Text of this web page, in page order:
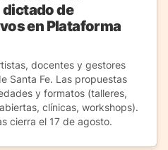
de
en Plataforma
docentes y gestores
Santa Fe. Las propuestas
y formatos (talleres,
clínicas, workshops).
cierra el 17 de agosto.